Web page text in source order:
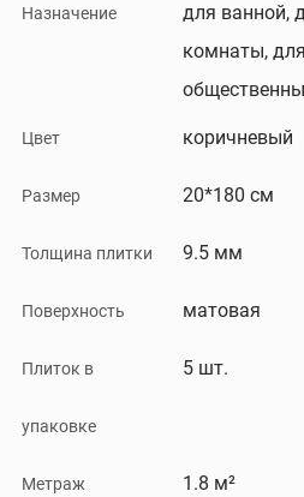
Назначение
для ванной,
комнаты,
Цвет коричневый
Размер 20*180 см
Толщина плитки 9.5 мм
Поверхность матовая
Плиток в
упаковке
5 шт.
Метраж 1.8 м²